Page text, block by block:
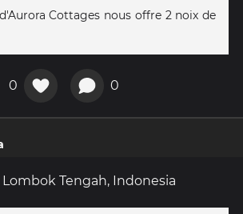
Cottages nous offre 2 noix de
0 0
Tengah, Indonesia